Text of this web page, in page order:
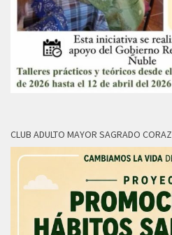
CLUB ADULTO MAYOR SAGRADO